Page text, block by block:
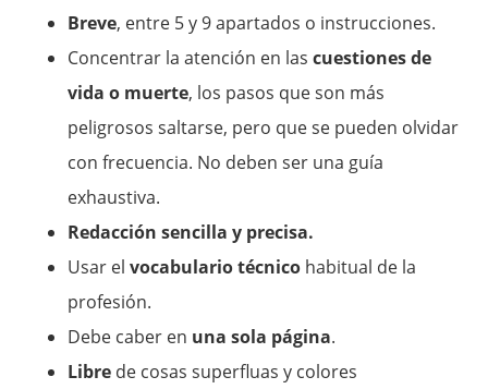
Breve, entre 5 y 9 apartados o instrucciones.
Concentrar la atención en las cuestiones de
vida o muerte, los pasos que son más
peligrosos saltarse, pero que se pueden olvidar
con frecuencia. No deben ser una guía
exhaustiva.
Redacción sencilla y precisa.
Usar elvocabulario técnico habitual de la
profesión.
Debe caber en una sola página.
Libre de cosas superfluas y colores